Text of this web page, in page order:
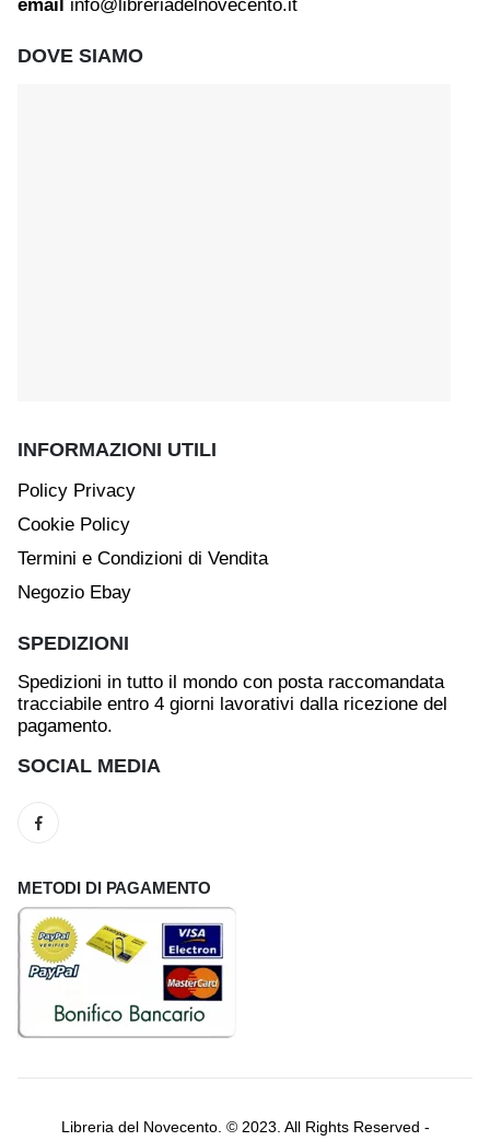
email info@libreriadelnovecento.it
DOVE SIAMO
INFORMAZIONI UTILI
Policy Privacy
Cookie Policy
Termini e Condizioni di Vendita
Negozio Ebay
SPEDIZIONI
Spedizioni in tutto il mondo con posta raccomandata
tracciabile entro 4 giorni lavorativi dalla ricezione del
pagamento.
SOCIAL MEDIA
METODI DI PAGAMENTO
Libreria del Novecento. © 2023. All Rights Reserved -